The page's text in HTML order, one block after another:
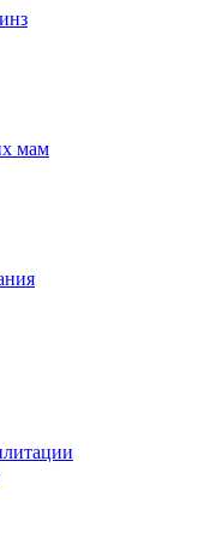
мам